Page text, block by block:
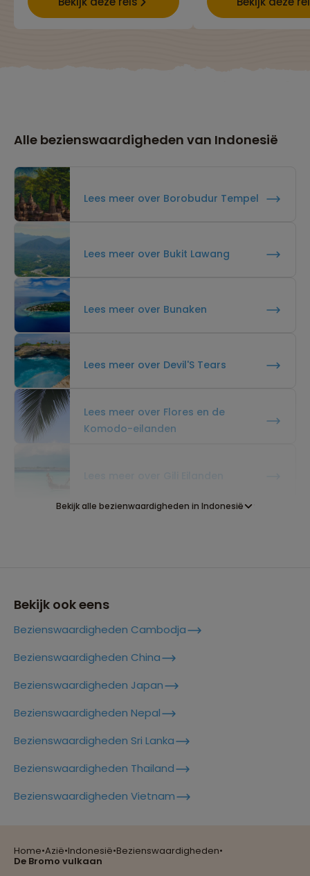
Home•Azië•Indonesië•Bezienswaardigheden•
De Bromo vulkaan
Alle bezienswaardigheden van Indonesië
Lees meer over Borobudur Tempel
Lees meer over Bukit Lawang
Lees meer over Bunaken
Lees meer over Devil'S Tears
Lees meer over Flores en de
Komodo-eilanden
Lees meer over Lombok
Bekijk alle bezienwaardigheden in Indonesië
Bekijk ook eens
Bezienswaardigheden Cambodja
Bezienswaardigheden China
Bezienswaardigheden Japan
Bezienswaardigheden Nepal
Bezienswaardigheden Sri Lanka
Bezienswaardigheden Thailand
Bezienswaardigheden Vietnam
Groepsreizen mét indivuele vrijheid